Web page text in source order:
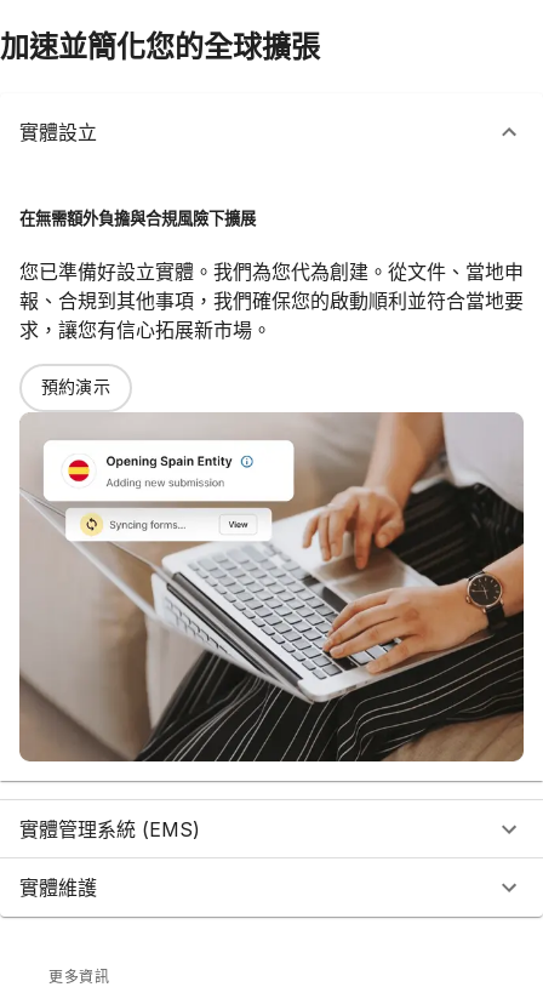
加速並簡化您的全球擴張
實體設立
在無需額外負擔與合規風險下擴展
您已準備好設立實體。我們為您代為創建。從文件、當地申
報、合規到其他事項，我們確保您的啟動順利並符合當地要
求，讓您有信心拓展新市場。
預約演示
實體管理系統 (EMS)
實體維護
更多資訊